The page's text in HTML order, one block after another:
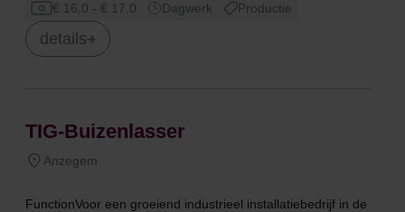
€ 16,0 - € 17,0 Dagwerk Productie
details
TIG-Buizenlasser
Anzegem
FunctionVoor een groeiend industrieel installatiebedrijf in de